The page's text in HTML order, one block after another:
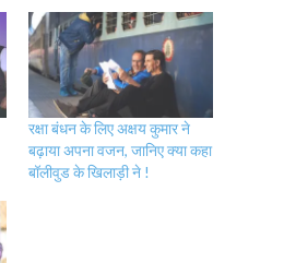
रक्षा बंधन के लिए अक्षय कुमार ने
बढ़ाया अपना वजन, जानिए क्या कहा
बॉलीवुड के खिलाड़ी ने !